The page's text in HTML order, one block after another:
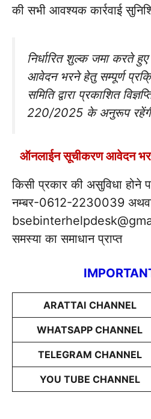
की सभी आवश्यक कार्रवाई
निर्धारित शुल्क जमा करते
आवेदन भरने हेतु सम्पूर्ण
समिति द्वारा प्रकाशित
220/2025 के अनुरूप
ऑनलाईन सूचीकरण आवेदन
किसी प्रकार की असुविधा होने
नम्बर-0612-2230039
समस्या का समाधान प्राप्त
ARATTAI CHANNEL
WHATSAPP CHANNEL
TELEGRAM CHANNEL
YOU TUBE CHANNEL